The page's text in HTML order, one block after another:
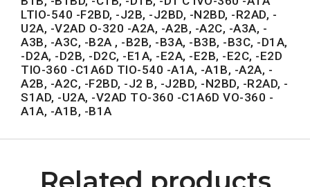
LTIO-540 -F2BD, -J2B, -J2BD, -N2BD, -R2AD, -
U2A, -V2AD O-320 -A2A, -A2B, -A2C, -A3A, -
A3B, -A3C, -B2A , -B2B, -B3A, -B3B, -B3C, -D1A,
-D2A, -D2B, -D2C, -E1A, -E2A, -E2B, -E2C, -E2D
TIO-360 -C1A6D TIO-540 -A1A, -A1B, -A2A, -
A2B, -A2C, -F2BD, -J2 B, -J2BD, -N2BD, -R2AD, -
S1AD, -U2A, -V2AD TO-360 -C1A6D VO-360 -
A1A, -A1B, -B1A